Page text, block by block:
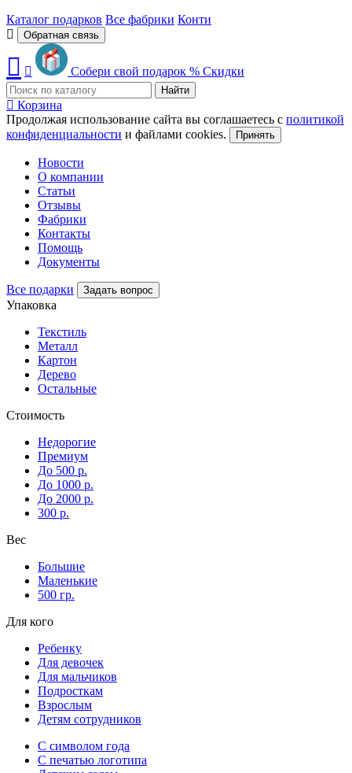
Каталог подарков Все фабрики Конти
Обратная связь
Собери свой подарок % Скидки
Найти
Корзина
Продолжая использование сайта вы соглашаетесь с политикой
конфиденциальности и файлами cookies. Принять
Новости
О компании
Статьи
Отзывы
Фабрики
Контакты
Помощь
Документы
Все подарки Задать вопрос
Упаковка
Текстиль
Металл
Картон
Дерево
Остальные
Стоимость
Недорогие
Премиум
До 500 р.
До 1000 р.
До 2000 р.
300 р.
Вес
Большие
Маленькие
500 гр.
Для кого
Ребенку
Для девочек
Для мальчиков
Подросткам
Взрослым
Детям сотрудников
С символом года
С печатью логотипа